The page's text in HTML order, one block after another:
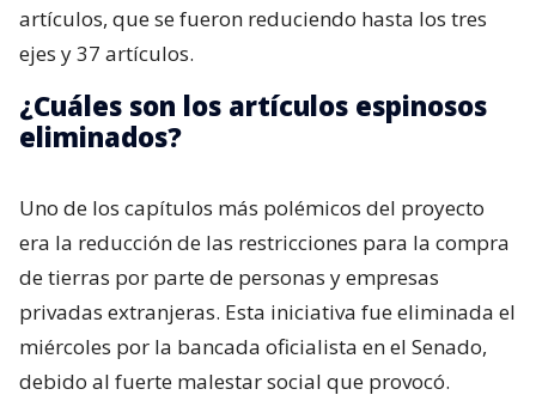
artículos, que se fueron reduciendo hasta los tres
ejes y 37 artículos.
¿Cuáles son los artículos espinosos
eliminados?
Uno de los capítulos más polémicos del proyecto
era la reducción de las restricciones para la compra
de tierras por parte de personas y empresas
privadas extranjeras. Esta iniciativa fue eliminada el
miércoles por la bancada oficialista en el Senado,
debido al fuerte malestar social que provocó.